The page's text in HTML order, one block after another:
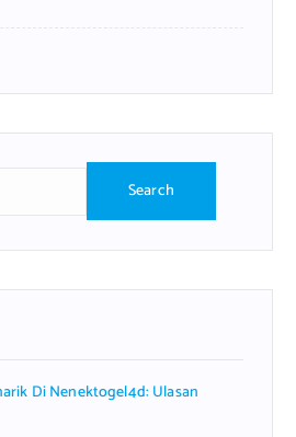
Di Nenektogel4d: Ulasan